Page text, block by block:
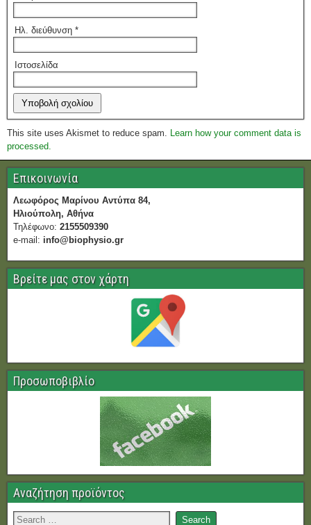
Ηλ. διεύθυνση *
Ιστοσελίδα
This site uses Akismet to reduce spam. Learn how your comment data is
processed.
Επικοινωνία
Λεωφόρος Μαρίνου Αντύπα 84,
Ηλιούπολη, Αθήνα
Τηλέφωνο: 2155509390
e-mail: info@biophysio.gr
Βρείτε μας στον χάρτη
Προσωποβιβλίο
Αναζήτηση προϊόντος